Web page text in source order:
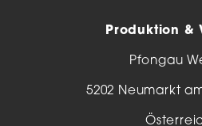
Produktion &
Pfongau
5202 Neumarkt